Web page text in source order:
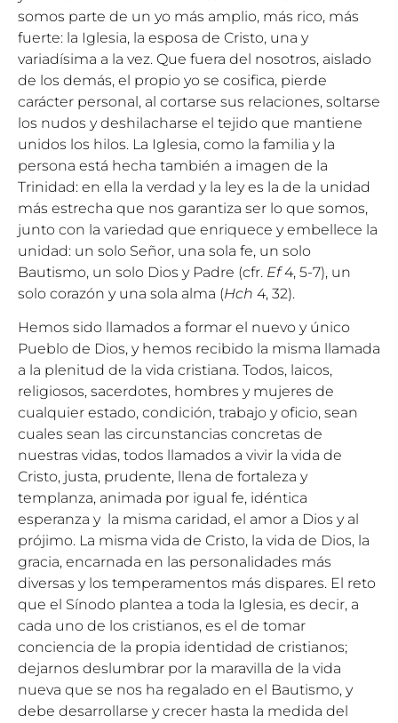
somos parte de un yo más amplio, más rico, más
fuerte: la Iglesia, la esposa de Cristo, una y
variadísima a la vez. Que fuera del nosotros, aislado
de los demás, el propio yo se cosifica, pierde
carácter personal, al cortarse sus relaciones, soltarse
los nudos y deshilacharse el tejido que mantiene
unidos los hilos. La Iglesia, como la familia y la
persona está hecha también a imagen de la
Trinidad: en ella la verdad y la ley es la de la unidad
más estrecha que nos garantiza ser lo que somos,
junto con la variedad que enriquece y embellece la
unidad: un solo Señor, una sola fe, un solo
Bautismo, un solo Dios y Padre (cfr. Ef4, 5-7), un
solo corazón y una sola alma (Hch 4, 32).
Hemos sido llamados a formar el nuevo y único
Pueblo de Dios, y hemos recibido la misma llamada
a la plenitud de la vida cristiana. Todos, laicos,
religiosos, sacerdotes, hombres y mujeres de
cualquier estado, condición, trabajo y oficio, sean
cuales sean las circunstancias concretas de
nuestras vidas, todos llamados a vivir la vida de
Cristo, justa, prudente, llena de fortaleza y
templanza, animada por igual fe, idéntica
esperanza y la misma caridad, el amor a Dios y al
prójimo. La misma vida de Cristo, la vida de Dios, la
gracia, encarnada en las personalidades más
diversas y los temperamentos más dispares. El reto
que el Sínodo plantea a toda la Iglesia, es decir, a
cada uno de los cristianos, es el de tomar
conciencia de la propia identidad de cristianos;
dejarnos deslumbrar por la maravilla de la vida
nueva que se nos ha regalado en el Bautismo, y
debe desarrollarse y crecer hasta la medida del